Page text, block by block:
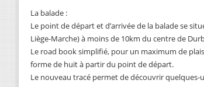
La balade :
Le point de départ et d’arrivée de la balade se
Liège-Marche) à moins de 10km du centre de
Le road book simplifié, pour un maximum de
forme de huit à partir du point de départ.
Le nouveau tracé permet de découvrir